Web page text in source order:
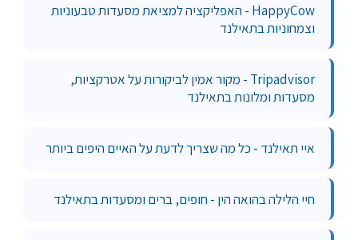
HappyCow - האפליקציה למציאת מסעדות טבעוניות
וצמחוניות בתאילנד
Tripadvisor - מקור אמין לביקורות על אטרקציות,
מסעדות ומלונות בתאילנד
איי תאילנד - כל מה שצריך לדעת על האיים היפים ביותר
חיי הלילה בהואה הין - חופים, ברים ומסעדות בתאילנד